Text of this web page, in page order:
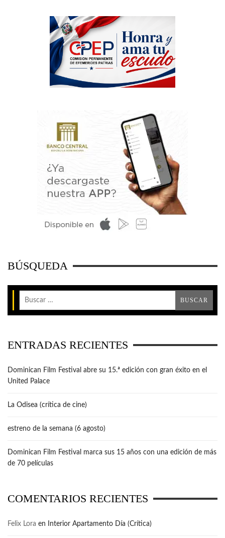
BÚSQUEDA
ENTRADAS RECIENTES
Dominican Film Festival abre su 15.ª edición con gran éxito en el
United Palace
La Odisea (crítica de cine)
estreno de la semana (6 agosto)
Dominican Film Festival marca sus 15 años con una edición de más
de 70 películas
COMENTARIOS RECIENTES
Felix Lora en Interior Apartamento Día (Crítica)